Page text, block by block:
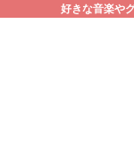
好きな音楽や